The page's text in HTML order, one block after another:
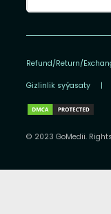
Refund/Return/
Gizlinlik syýasaty |
© 2023 GoMedii.